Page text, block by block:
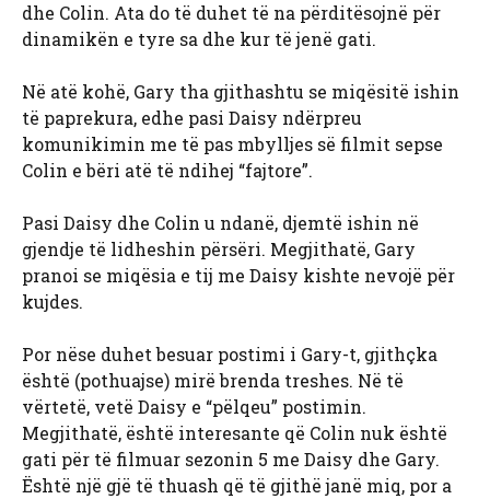
dhe Colin. Ata do të duhet të na përditësojnë për
dinamikën e tyre sa dhe kur të jenë gati.
Në atë kohë, Gary tha gjithashtu se miqësitë ishin
të paprekura, edhe pasi Daisy ndërpreu
komunikimin me të pas mbylljes së filmit sepse
Colin e bëri atë të ndihej “fajtore”.
Pasi Daisy dhe Colin u ndanë, djemtë ishin në
gjendje të lidheshin përsëri. Megjithatë, Gary
pranoi se miqësia e tij me Daisy kishte nevojë për
kujdes.
Por nëse duhet besuar postimi i Gary-t, gjithçka
është (pothuajse) mirë brenda treshes. Në të
vërtetë, vetë Daisy e “pëlqeu” postimin.
Megjithatë, është interesante që Colin nuk është
gati për të filmuar sezonin 5 me Daisy dhe Gary.
Është një gjë të thuash që të gjithë janë miq, por a